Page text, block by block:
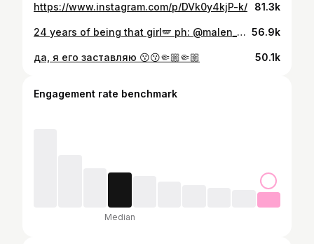
https://www.instagram.com/p/DVk0y4kjP-k/ 81.3k
24 years of being that girl🪽 ph: @malen_photograph mu & hair: @almat.askar.studio 56.9k
да, я его заставляю 😗😗🤏🏼🤏🏼 50.1k
Engagement rate benchmark
Median